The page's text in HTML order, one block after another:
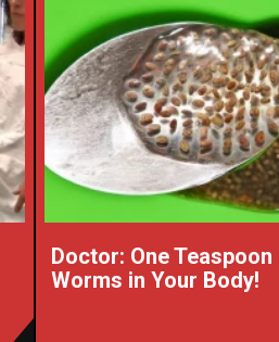
Doctor: One
Worms in Your Body!